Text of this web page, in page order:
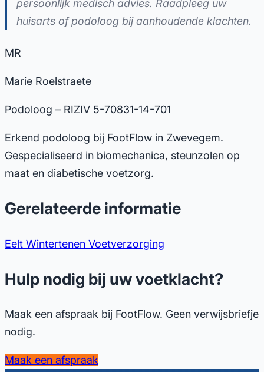
persoonlijk medisch advies. Raadpleeg uw
huisarts of podoloog bij aanhoudende klachten.
MR
Marie Roelstraete
Podoloog – RIZIV 5-70831-14-701
Erkend podoloog bij FootFlow in Zwevegem.
Gespecialiseerd in biomechanica, steunzolen op
maat en diabetische voetzorg.
Gerelateerde informatie
Eelt Wintertenen Voetverzorging
Hulp nodig bij uw voetklacht?
Maak een afspraak bij FootFlow. Geen verwijsbriefje
nodig.
Maak een afspraak